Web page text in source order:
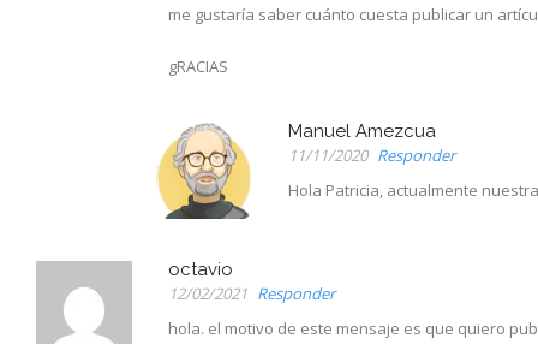
me gustaría saber cuánto cuesta publicar un
gRACIAS
Manuel Amezcua
11/11/2020 Responder
Hola Patricia, actualmente
octavio
12/02/2021 Responder
hola. el motivo de este mensaje es que quiero